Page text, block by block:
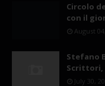
Circolo
con il
August
Stefano
Scrittori,
July 30,